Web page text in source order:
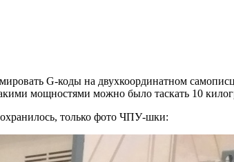
G-коды на двухкоординатном
мощностями можно было таскать 10
только фото ЧПУ-шки: